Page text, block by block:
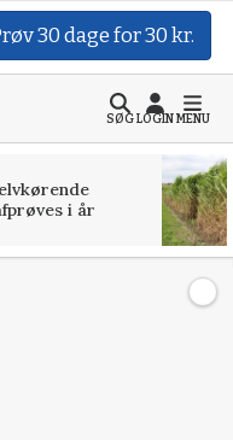
30 dage for 30 kr.
SØGLOGINMENU
i år